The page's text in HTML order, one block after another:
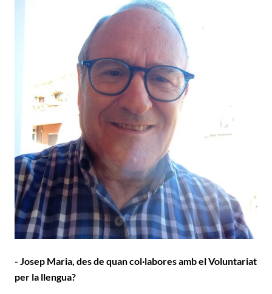
- Josep Maria, des de quan col·labores amb el Voluntariat
per la llengua?